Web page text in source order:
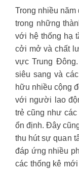
Trong nhiều
trong những
với hệ thống hạ
cởi mở và chất
vực Trung
siêu sang và
hữu nhiều cộng
với người lao
trẻ cũng như
ổn định. Đây
thu hút sự quan
đáp ứng nhiều
các thống kê